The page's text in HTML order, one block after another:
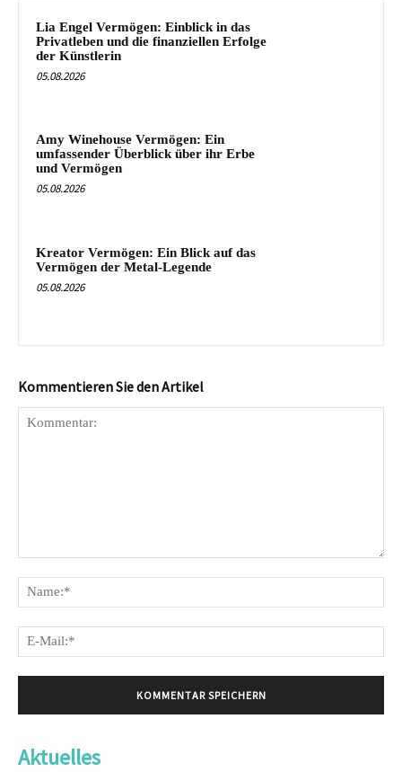
Lia Engel Vermögen: Einblick in das
Privatleben und die finanziellen Erfolge
der Künstlerin
05.08.2026
Amy Winehouse Vermögen: Ein
umfassender Überblick über ihr Erbe
und Vermögen
05.08.2026
Kreator Vermögen: Ein Blick auf das
Vermögen der Metal-Legende
05.08.2026
Kommentieren Sie den Artikel
Aktuelles